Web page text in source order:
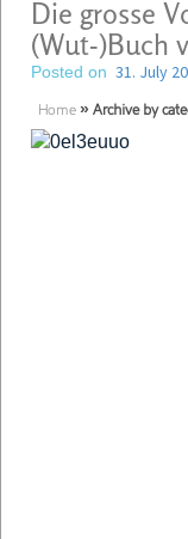
Die grosse
(Wut-)Buch
Posted on 31. July
Home » Archive by